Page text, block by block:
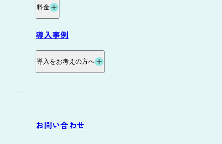
料金
料金・プラン
料金試算
導入事例
導入をお考えの方へ
サポート
お問い合わせ